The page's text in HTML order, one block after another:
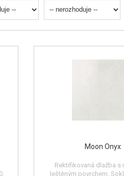
Moon Onyx
Rektifikovaná dlažba s
leštěným povrchem.